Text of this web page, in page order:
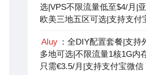
选|VPS不限流量低至$4/月|
欧美三地五区可选|支持支付
Aluy ：全DIY配置套餐|支持
多地可选|不限流量1核1G内
只需€3.5/月|支持支付宝微信